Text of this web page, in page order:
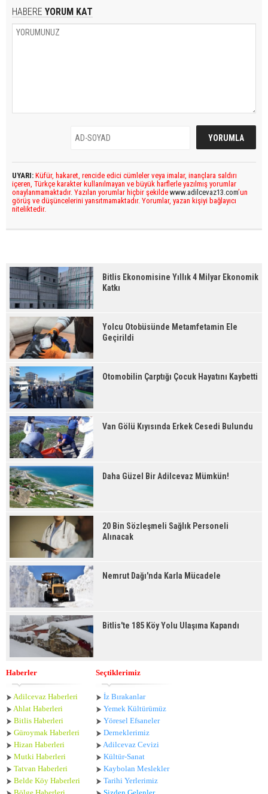
HABERE YORUM KAT
UYARI: Küfür, hakaret, rencide edici cümleler veya imalar, inançlara saldırı
içeren, Türkçe karakter kullanılmayan ve büyük harflerle yazılmış yorumlar
onaylanmamaktadır. Yazılan yorumlar hiçbir şekilde www.adilcevaz13.com’un
görüş ve düşüncelerini yansıtmamaktadır. Yorumlar, yazan kişiyi bağlayıcı
niteliktedir.
Bitlis Ekonomisine Yıllık 4 Milyar Ekonomik
Katkı
Yolcu Otobüsünde Metamfetamin Ele
Geçirildi
Otomobilin Çarptığı Çocuk Hayatını Kaybetti
Van Gölü Kıyısında Erkek Cesedi Bulundu
Daha Güzel Bir Adilcevaz Mümkün!
20 Bin Sözleşmeli Sağlık Personeli
Alınacak
Nemrut Dağı'nda Karla Mücadele
Bitlis'te 185 Köy Yolu Ulaşıma Kapandı
Haberler
Adilcevaz Haberleri
Ahlat Haberleri
Bitlis Haberleri
Güroymak Haberleri
Hizan Haberleri
Mutki Haberleri
Tatvan Haberleri
Belde Köy Haberleri
Seçtiklerimiz
İz Bırakanlar
Yemek Kültürümüz
Yöresel Efsaneler
Derneklerimiz
Adilcevaz Cevizi
Kültür-Sanat
Kaybolan Meslekler
Tarihi Yerlerimiz